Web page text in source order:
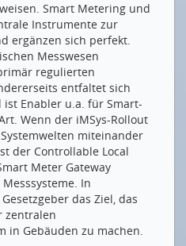
Smart Metering und
Instrumente zur
ergänzen sich perfekt.
Messwesen
regulierten
entfaltet sich
Enabler u.a. für Smart-
Wenn der iMSys-Rollout
miteinander
der Controllable Local
Meter Gateway
In
das Ziel, das
zentralen
in Gebäuden zu machen.